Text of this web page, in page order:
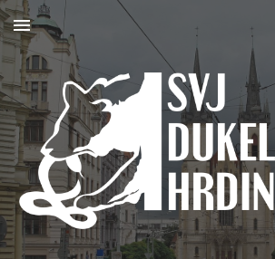
Skip to main content